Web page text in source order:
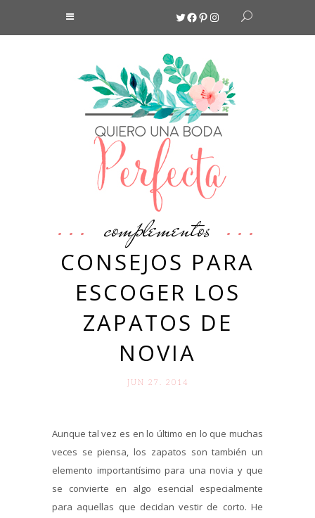
Twitter
Facebook
Pinterest
Instagram
complementos
CONSEJOS PARA
ESCOGER LOS
ZAPATOS DE
NOVIA
JUN 27. 2014
Aunque tal vez es en lo último en lo que muchas
veces se piensa, los zapatos son también un
elemento importantísimo para una novia y que
se convierte en algo esencial especialmente
para aquellas que decidan vestir de corto. He